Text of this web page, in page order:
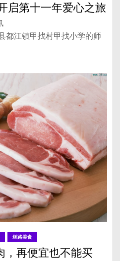
启第十一年爱心之旅
都江镇甲找村甲找小学的师
丝路美食
，再便宜也不能买